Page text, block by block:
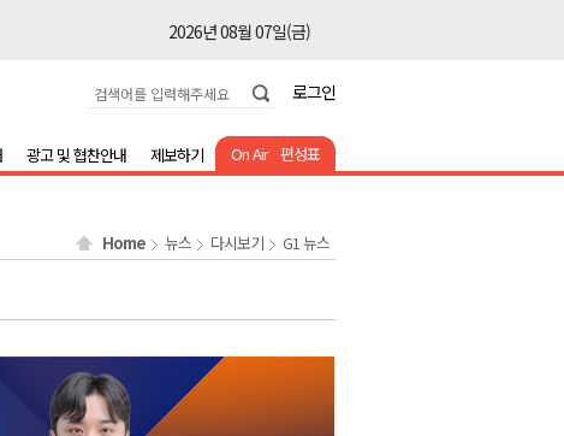
2026년 08월 07일(금)
2026년 08월 07일(금)
2026년 08월 07일(금)
2026년 08월 07일(금)
2026년 08월 07일(금)
2026년 08월 07일(금)
로그인
On Air 편성표
광고 및 협찬안내 제보하기
Home 뉴스 다시보기 G1 뉴스